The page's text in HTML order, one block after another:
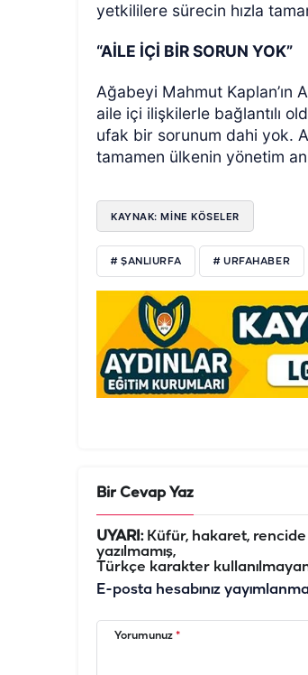
yetkililere sürecin hızla
“AİLE İÇİ BİR SORUN YOK”
Ağabeyi Mahmut Kaplan’ın
aile içi ilişkilerle bağlantılı
ufak bir sorunum dahi yok.
tamamen ülkenin yönetim
KAYNAK: MİNE KÖSELER
# ŞANLIURFA # URFAHABER
Bir Cevap Yaz
UYARI:Küfür, hakaret, rencide
yazılmamış,
Türkçe karakter
E-posta hesabınız
Yorumunuz *